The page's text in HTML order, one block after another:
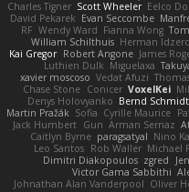
Charles Tigner Scott Wheeler Eelco
David Pekarek Evan Seccombe
RF Wendy Ward Fianna Wong
William Schilthuis Herman
Kai Gregor Robert Angone James
Luthien Dulk Miguelaxa
xavier moscoso Vedat Afuzi
Chase Stone Conicer VoxelKei
Denys Holovyanko Bernd Schmidt
Martin Pražák Sofia Cyrille Maurice
Jack Humbert Gun Arman Sernaz
Caitlyn Byrne paragsatyal Nino
Leo Santos Rob Waller Michael
Dimitri Diakopoulos zgred
Victor Gama Sabbithi
Johnathan Alan Vanderpool Oliver